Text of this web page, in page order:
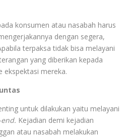
konsumen atau nasabah harus
dengan segera,
terpaksa tidak bisa melayani
yang diberikan kepada
ekspektasi mereka.
untuk dilakukan yaitu melayani
Kejadian demi kejadian
atau nasabah melakukan